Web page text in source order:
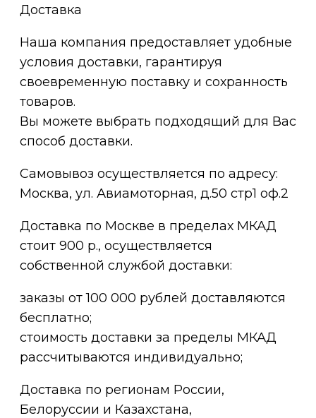
Доставка
Наша компания предоставляет удобные
условия доставки, гарантируя
своевременную поставку и сохранность
товаров.
Вы можете выбрать подходящий для Вас
способ доставки.
Самовывоз осуществляется по адресу:
Москва, ул. Авиамоторная, д.50 стр1 оф.2
Доставка по Москве в пределах МКАД
стоит 900 р., осуществляется
собственной службой доставки:
заказы от 100 000 рублей доставляются
бесплатно;
cтоимость доставки за пределы МКАД
рассчитываются индивидуально;
Доставка по регионам России,
Белоруссии и Казахстана,